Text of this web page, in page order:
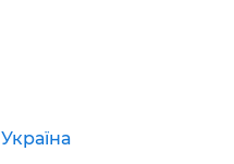
Україна